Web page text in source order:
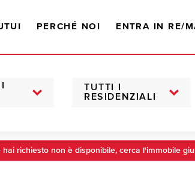
PERCHÉ NOI ENTRA IN RE/
TUTTI I
RESIDENZIALI
hai richiesto non è disponibile, cerca l'immobile